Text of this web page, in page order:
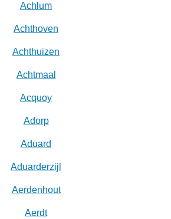
Achlum
Achthoven
Achthuizen
Achtmaal
Acquoy
Adorp
Aduard
Aduarderzijl
Aerdenhout
Aerdt